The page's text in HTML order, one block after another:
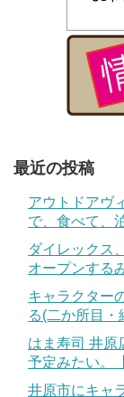
最近の投稿
アウトドアヴ
で、食べて、
ダイレックス
オープンする
キャラクター
る(二か所目・
はま寿司 井原
予定みたい。
井原市にキャ